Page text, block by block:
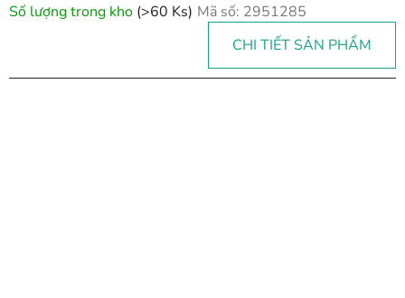
Số lượng trong kho (>60 Ks) Mã số: 2951285
CHI TIẾT SẢN PHẨM